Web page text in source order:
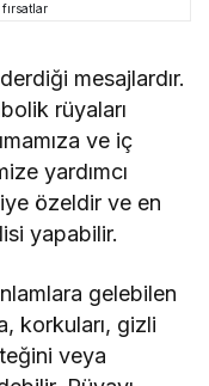
fırsatlar
mesajlardır.
rüyaları
ve iç
yardımcı
özeldir ve en
yapabilir.
gelebilen
korkuları, gizli
veya